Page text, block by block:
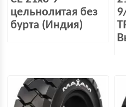
цельнолитая без
бурта (Индия)